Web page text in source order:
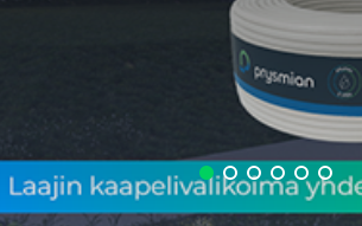
DoP, CPR
Kaapelikelat